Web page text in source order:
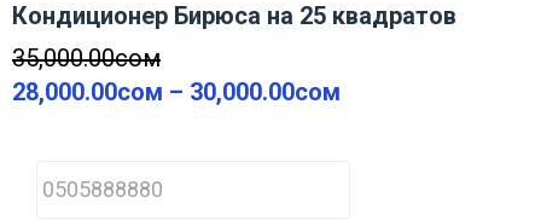
Кондиционер Бирюса на 25 квадратов
35,000.00сом
28,000.00сом – 30,000.00сом
h
o